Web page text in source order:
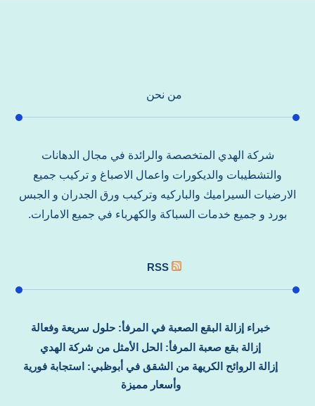
من نحن
شركة الهدي المتخصصة والرائدة في مجال الدهانات
والتشطيبات والديكورات واعمال الاصباغ و تركيب جميع
الارضيات السيراميك والباركيه وتركيب ورق الجدران و الجبس
بورد و جميع خدمات السباكة والكهرباء في جميع الامارات.
RSS
خبراء إزالة البقع الصعبة في المرفأ: حلول سريعة وفعالة
إزالة بقع صعبة المرفأ: الحل الأمثل من شركة الهدي
إزالة الروائح الكريهة من الشقق في أبوظبي: استجابة فورية
وأسعار مميزة